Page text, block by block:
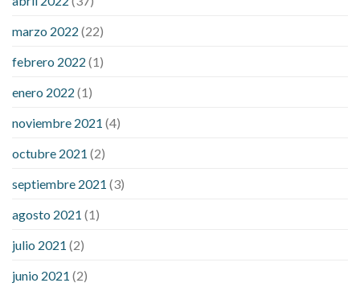
sugar is high will exercise reduce blood sugar levels
marzo 2022 (22)
febrero 2022 (1)
enero 2022 (1)
noviembre 2021 (4)
octubre 2021 (2)
septiembre 2021 (3)
agosto 2021 (1)
julio 2021 (2)
junio 2021 (2)